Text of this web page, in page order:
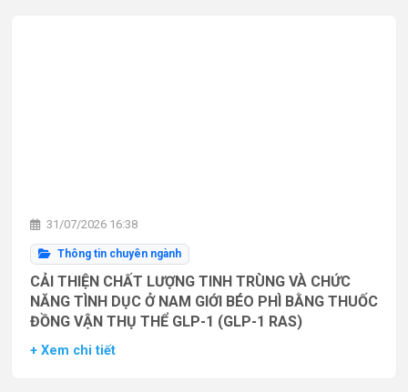
31/07/2026 16:38
Thông tin chuyên ngành
CẢI THIỆN CHẤT LƯỢNG TINH TRÙNG VÀ CHỨC
NĂNG TÌNH DỤC Ở NAM GIỚI BÉO PHÌ BẰNG THUỐC
ĐỒNG VẬN THỤ THỂ GLP-1 (GLP-1 RAS)
+ Xem chi tiết